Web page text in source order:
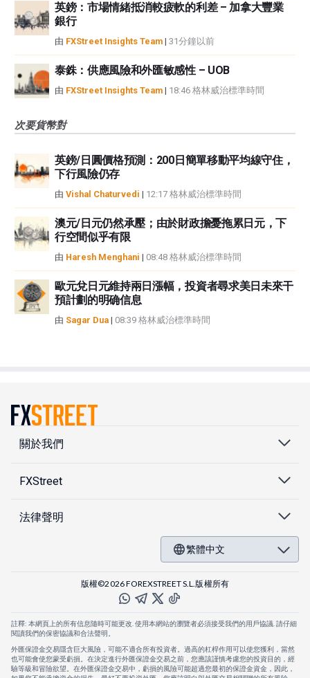
英鎊：市場情緒抵消較疲軟的利差 – 加拿大豐業
銀行
由 FXStreet Insights Team | 31分鐘以前
泰銖：供應風險和外匯敏感性 – UOB
由 FXStreet Insights Team | 18:46 格林威治標準時間
次要貨幣對
英鎊/日圓價格預測：200日簡單移動平均線守住，
下行風險仍存
由 Vishal Chaturvedi | 12:17 格林威治標準時間
澳元/日元仍然承壓；由於財政擔憂拖累日元，下
行空間似乎有限
由 Haresh Menghani | 08:48 格林威治標準時間
歐元兌日元維持兩日漲幅，投資者尋求美日未來干
預計劃的明确信息
由 Sagar Dua | 08:39 格林威治標準時間
關於我們
FXStreet
法律聲明
繁體中文
版權©2026 FOREXSTREET S.L.版權所有
註釋: 本網頁上的所有信息隨時可能更改. 使用本網站的瀏覽者必須接受我們的用戶協議. 請仔細
閱讀我們的保密協議和合法聲明。
外匯保證金交易隱含巨大風險，可能不適合所有投資者。過高的杠桿作用可以使您獲利，當然
也可能會使您蒙受虧損。在決定進行外匯保證金交易之前，您應該謹慎考慮您的投資目的，經
驗等級和冒險欲望。在外匯保證金交易中，虧損的風險可能超過您最初的保證金資金，因此，